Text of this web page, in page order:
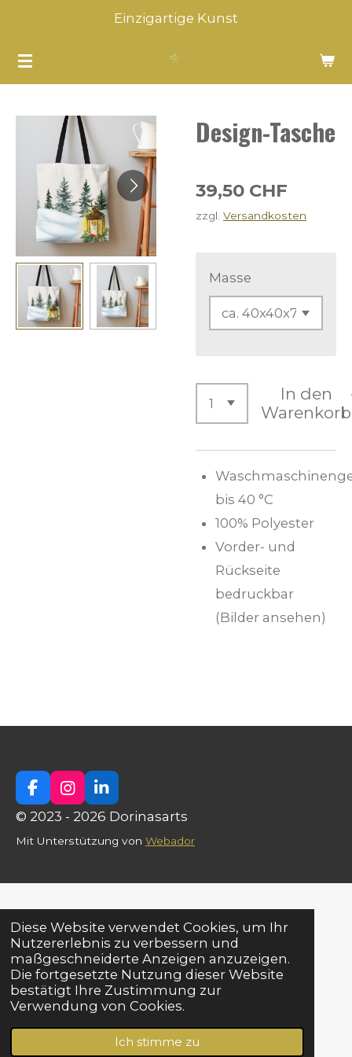
Diese Website verwendet Cookies, um Ihr
Nutzererlebnis zu verbessern und
maßgeschneiderte Anzeigen anzuzeigen.
Die fortgesetzte Nutzung dieser Website
bestätigt Ihre Zustimmung zur
Verwendung von Cookies.
Ich stimme zu
springen
Einzigartige Kunst
Design-Tasche
39,50 CHF
zzgl. Versandkosten
Masse
In den
Warenkorb
bis 40 °C
100% Polyester
Vorder- und
Rückseite
bedruckbar
(Bilder ansehen)
F
a
c
e
I
n
t
m
L
i
n
k
© 2023 - 2026 Dorinasarts
Mit Unterstützung von Webador